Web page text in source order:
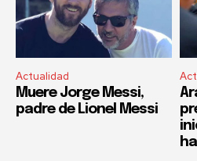
Actualidad
Muere Jorge Messi,
padre de Lionel Messi